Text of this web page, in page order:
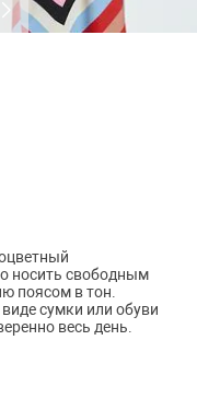
носить свободным
поясом в тон.
сумки или обуви
весь день.